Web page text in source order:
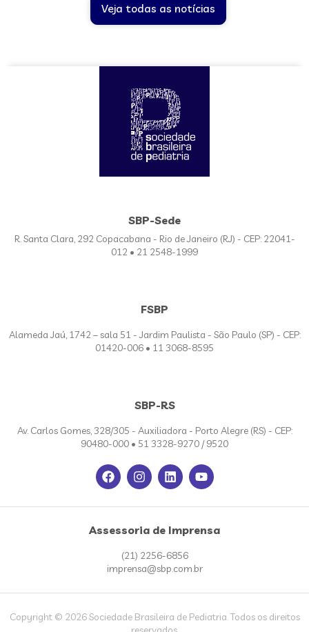
Veja todas as notícias
SBP-Sede
R. Santa Clara, 292 Copacabana - Rio de Janeiro (RJ) - CEP: 22041-
012 • 21 2548-1999
FSBP
Alameda Jaú, 1742 – sala 51 - Jardim Paulista - São Paulo (SP) - CEP:
01420-006 • 11 3068-8595
SBP-RS
Av. Carlos Gomes, 328/305 - Auxiliadora - Porto Alegre (RS) - CEP:
90480-000 • 51 3328-9270 / 9520
Assessoria de Imprensa
(21) 2256-6856
imprensa@sbp.com.br
Copyright © 2026 Sociedade Brasileira de Pediatria. Todos os direitos